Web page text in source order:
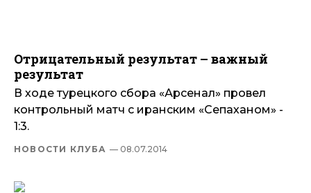
Отрицательный результат – важный
результат
В ходе турецкого сбора «Арсенал» провел
контрольный матч с иранским «Сепаханом» -
1:3.
НОВОСТИ КЛУБА — 08.07.2014